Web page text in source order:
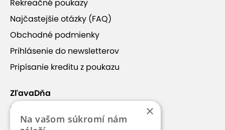
Rekreačné poukazy
Najčastejšie otázky (FAQ)
Obchodné podmienky
Prihlásenie do newsletterov
Pripísanie kreditu z poukazu
ZľavaDňa
Náš príbeh
Kontakt
×
Na vašom súkromí nám